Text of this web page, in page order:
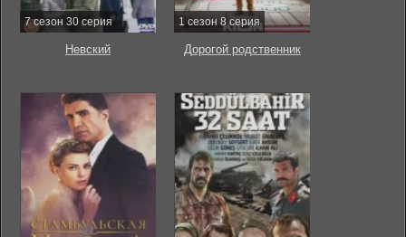
7 сезон 30 серия
Невский
1 сезон 8 серия
Дорогой родственник